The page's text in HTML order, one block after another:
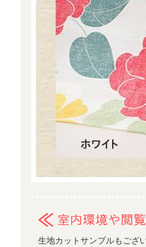
生地カットサンプルもござ